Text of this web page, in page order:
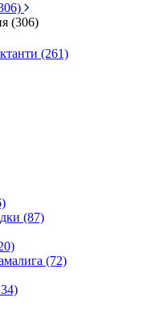
(306)
(261)
(87)
(72)